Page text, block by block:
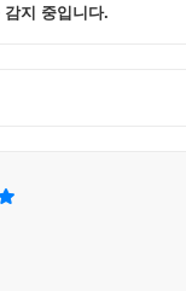
지 중입니다.